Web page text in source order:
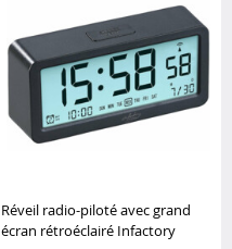
Réveil radio-piloté avec grand
écran rétroéclairé Infactory